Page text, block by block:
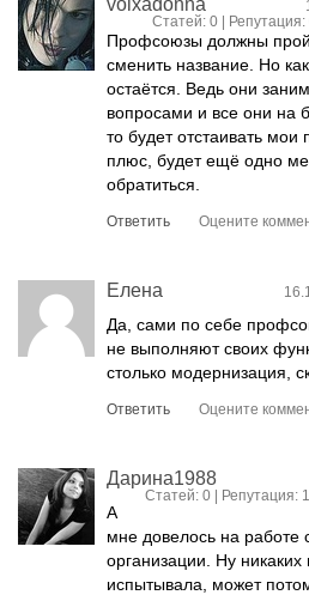
Статей: 0 | Репутация:
Профсоюзы должны
сменить название. Но
остаётся. Ведь они
вопросами и все они на
то будет отстаивать мои
плюс, будет ещё одно
обратиться.
Ответить Оцените
Елена
Да, сами по себе
не выполняют своих
столько модернизация,
Ответить Оцените
Дарина1988
Статей: 0 | Репутация: 1
А
мне довелось на работе
организации. Ну никаких
испытывала, может